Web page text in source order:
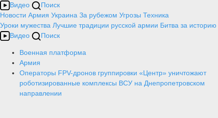
Видео
Поиск
Новости Армия Украина За рубежом Угрозы Техника
Уроки мужества Лучшие традиции русской армии Битва за историю
Видео
Поиск
Военная платформа
Армия
Операторы FPV-дронов группировки «Центр» уничтожают
роботизированные комплексы ВСУ на Днепропетровском
направлении